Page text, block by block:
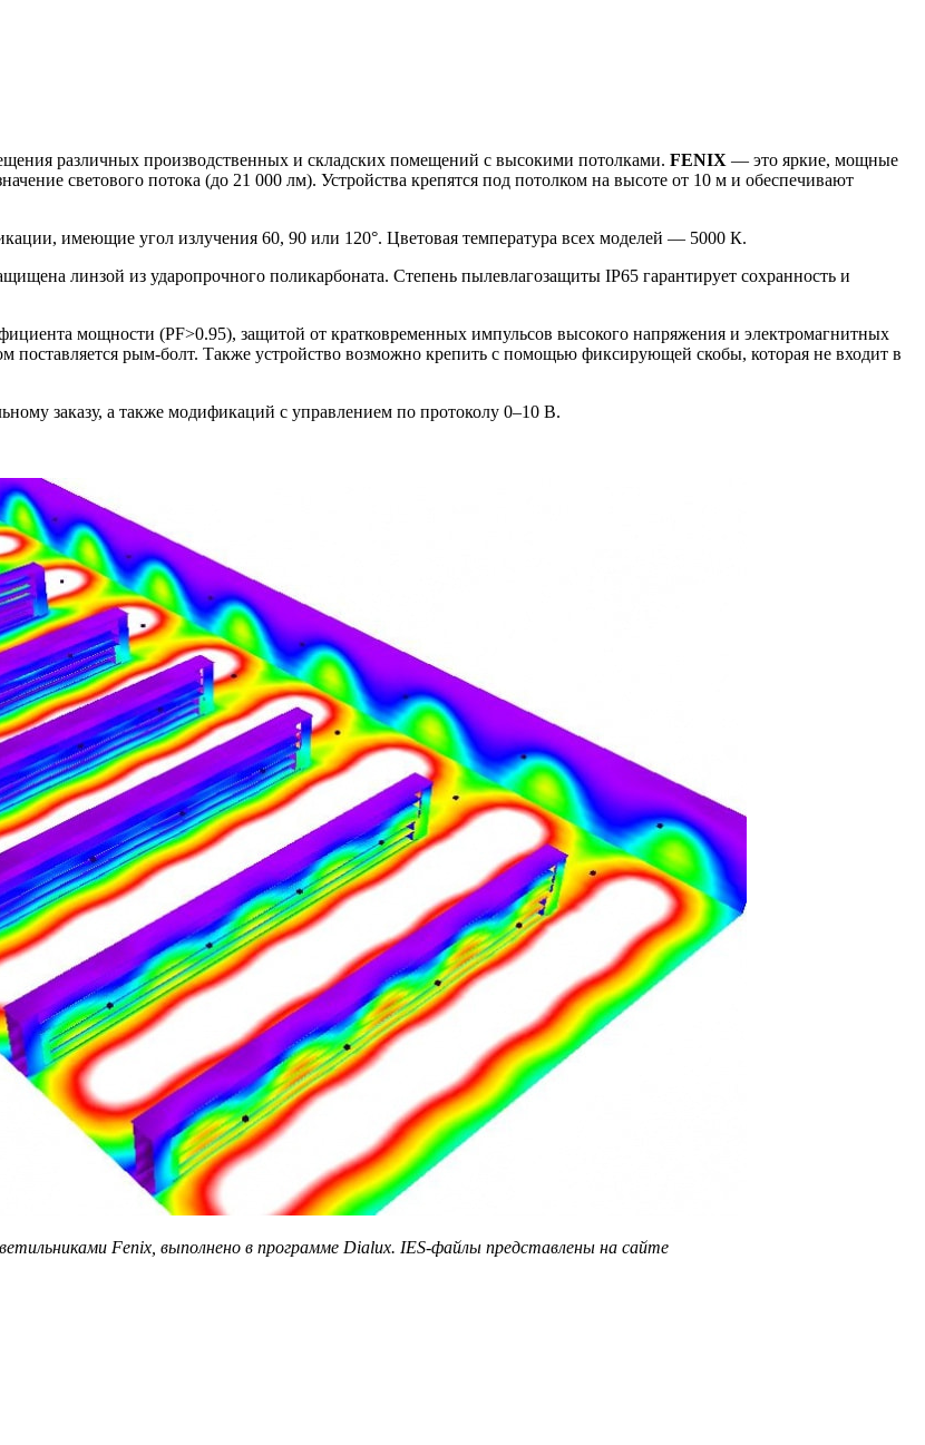
различных производственных и складских помещений с высокими потолками. FENIX — это яркие, мощные
светового потока (до 21 000 лм). Устройства крепятся под потолком на высоте от 10 м и обеспечивают
имеющие угол излучения 60, 90 или 120°. Цветовая температура всех моделей — 5000 К.
линзой из ударопрочного поликарбоната. Степень пылевлагозащиты IP65 гарантирует сохранность и
мощности (PF>0.95), защитой от кратковременных импульсов высокого напряжения и электромагнитных
поставляется рым-болт. Также устройство возможно крепить с помощью фиксирующей скобы, которая не входит в
заказу, а также модификаций с управлением по протоколу 0–10 В.
Fenix, выполнено в программе Dialux. IES-файлы представлены на сайте